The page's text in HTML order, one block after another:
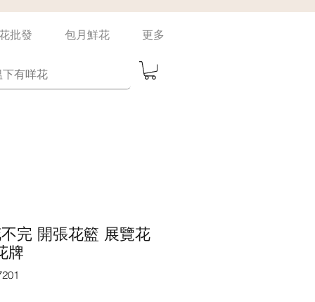
批發 包月鮮花 更多
完 開張花籃 展覽花
牌